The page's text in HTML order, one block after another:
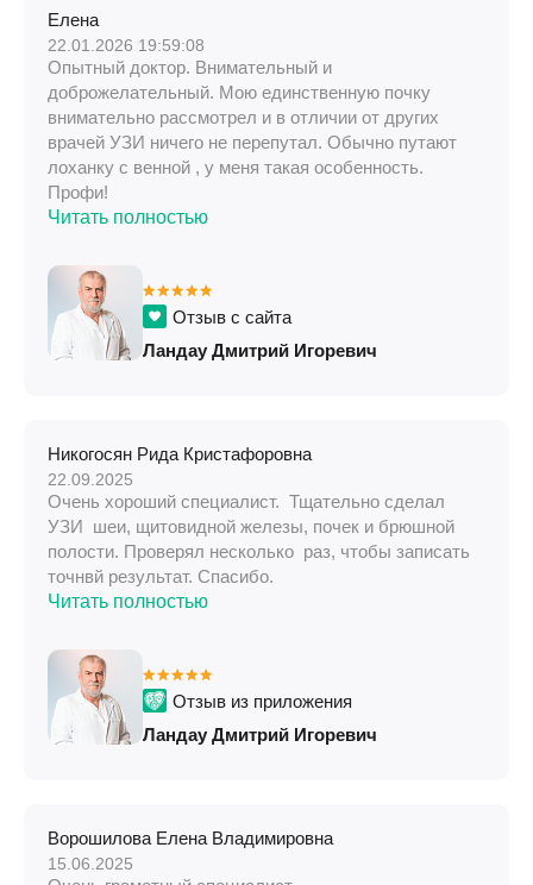
Елена
22.01.2026 19:59:08
Опытный доктор. Внимательный и
доброжелательный. Мою единственную почку
внимательно рассмотрел и в отличии от других
врачей УЗИ ничего не перепутал. Обычно путают
лоханку с венной , у меня такая особенность.
Профи!
Читать полностью
Отзыв с сайта
Ландау Дмитрий Игоревич
Никогосян Рида Кристафоровна
22.09.2025
Очень хороший специалист. Тщательно сделал
УЗИ шеи, щитовидной железы, почек и брюшной
полости. Проверял несколько раз, чтобы записать
точнвй результат. Спасибо.
Читать полностью
Отзыв из приложения
Ландау Дмитрий Игоревич
Ворошилова Елена Владимировна
15.06.2025